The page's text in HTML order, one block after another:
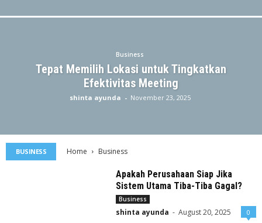
Business
Tepat Memilih Lokasi untuk Tingkatkan
Efektivitas Meeting
shinta ayunda - November 23, 2025
BUSINESS Home Business
Apakah Perusahaan Siap Jika
Sistem Utama Tiba-Tiba Gagal?
Business
shinta ayunda - August 20, 2025 0